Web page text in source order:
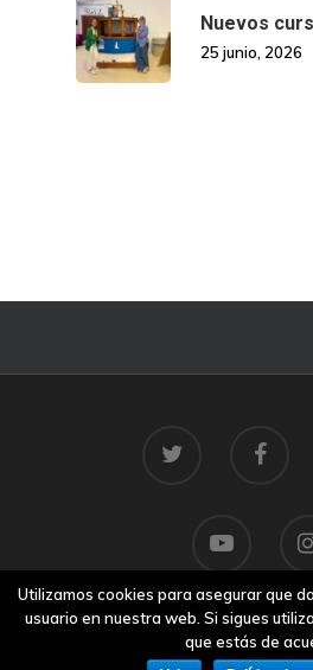
Nuevos
25 junio, 2026
© 2026 Centro
Utilizamos cookies para asegurar que
usuario en nuestra web. Si sigues
que estás de